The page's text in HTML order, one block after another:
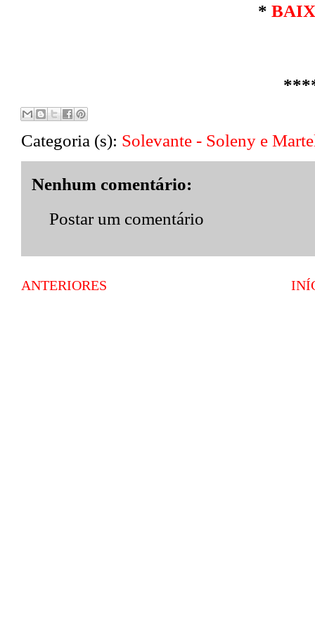
*
Categoria (s): Solevante - Soleny e
Nenhum comentário:
Postar um comentário
ANTERIORES